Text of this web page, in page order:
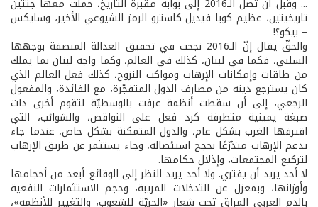
تاريخيتين، عظيم كوبا فيديل كاسترو الرمز الشيوعي الأخير، وسايكس
– بيكو؟!
والحقّ يقال إنّ الـ2016 نجحت في تحقيق العدالة المنصفة بوجهها
السلبي، فكما في لبنان، كذلك في العالم، وكما واجه لبنان بما يملك
من طاقات وإمكانات الإرهاب ومواكب النزوح، كذلك فعل العالم الذي
كان يسترجع دينه من مصارف الدول المتفجّرة، مع الفائدة، والمفعول
الرجعي، إلى أن سقطت أنظمة عرفت بالوسطيّة لتقوم أخرى ذات
صبغة يمينية متطرفة كرد فعل على النواقص، والشوائب، التي
اقترفها الغرب بشكل عام، والدول المتمكنة بشكل خاص، عندما جاء
يدعم الإرهاب متذرّعًا بحجج استئصاله، وجاء يستثمر عن طريق الإرهاب
لتركيع المجتمعات، وإذلال حكامها.
لا أحد يريد أن يفتري. ولا أحد يريد النظر إلى الوقائع أبعد من أحجامها
وأوزانها، وبمعزل عن التدخلات المريبة، وحجم الاستثمارات النفعية
بالدم العربي المراق تحت شعار «الحريّة للشعوب، والتغيير للأنظمة»،